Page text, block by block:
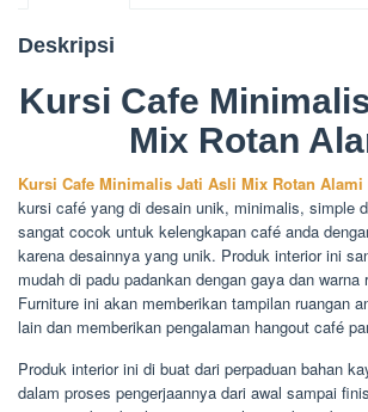
Deskripsi
Kursi Cafe
Mix Rotan
Kursi Cafe Minimalis Jati Asli Mix Rotan Alami
kursi café yang di desain unik, minimalis, simple
sangat cocok untuk kelengkapan café anda
karena desainnya yang unik. Produk interior ini
mudah di padu padankan dengan gaya dan warna
Furniture ini akan memberikan tampilan ruangan
lain dan memberikan pengalaman hangout café
Produk interior ini di buat dari perpaduan bahan
dalam proses pengerjaannya dari awal sampai